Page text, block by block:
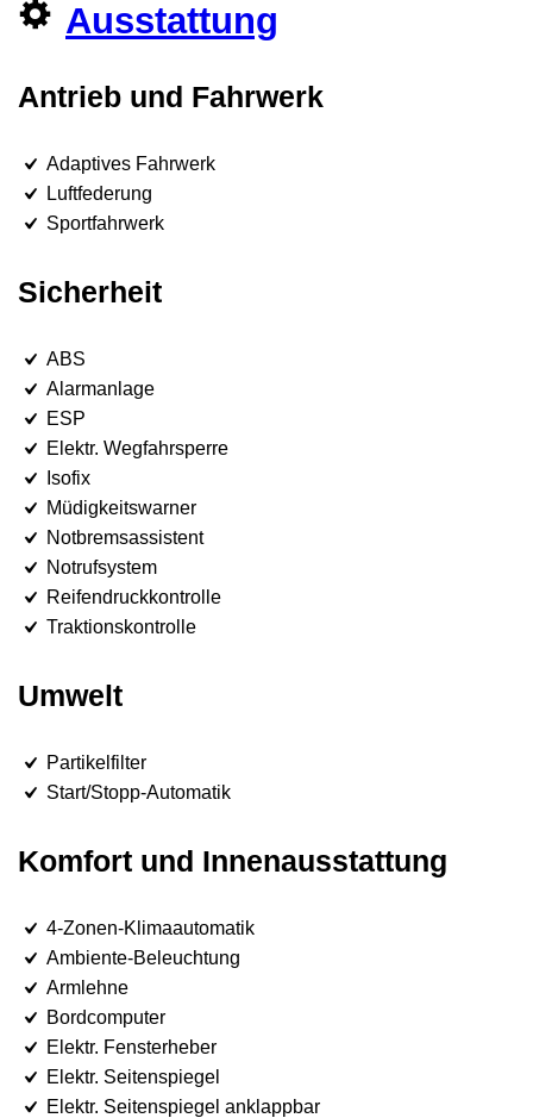
Ausstattung
Antrieb und Fahrwerk
Adaptives Fahrwerk
Luftfederung
Sportfahrwerk
Sicherheit
ABS
Alarmanlage
ESP
Elektr. Wegfahrsperre
Isofix
Müdigkeitswarner
Notbremsassistent
Notrufsystem
Reifendruckkontrolle
Traktionskontrolle
Umwelt
Partikelfilter
Start/Stopp-Automatik
Komfort und Innenausstattung
4-Zonen-Klimaautomatik
Ambiente-Beleuchtung
Armlehne
Bordcomputer
Elektr. Fensterheber
Elektr. Seitenspiegel
Elektr. Seitenspiegel anklappbar